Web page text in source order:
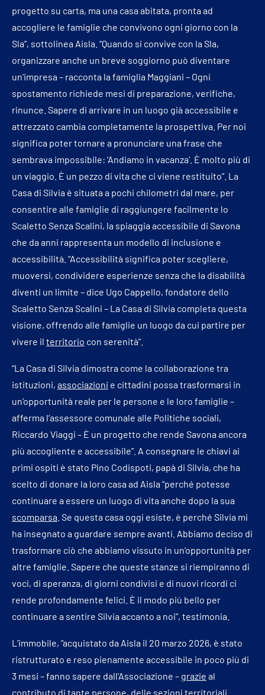
progetto su carta, ma una casa abitata, pronta ad
accogliere le famiglie che convivono ogni giorno con la
Sla”, sottolinea Aisla. “Quando si convive con la Sla,
organizzare anche un breve soggiorno può diventare
un’impresa – racconta la famiglia Maggiani – Ogni
spostamento richiede mesi di preparazione, verifiche,
rinunce. Sapere di arrivare in un luogo già accessibile e
attrezzato cambia completamente la prospettiva. Per noi
significa poter tornare a pronunciare una frase che
sembrava impossibile: ‘Andiamo in vacanza’. È molto più di
un viaggio. È un pezzo di vita che ci viene restituito”. La
Casa di Silvia è situata a pochi chilometri dal mare, per
consentire alle famiglie di raggiungere facilmente lo
Scaletto Senza Scalini, la spiaggia accessibile di Savona
che da anni rappresenta un modello di inclusione e
accessibilità. “Accessibilità significa poter scegliere,
muoversi, condividere esperienze senza che la disabilità
diventi un limite – dice Ugo Cappello, fondatore dello
Scaletto Senza Scalini – La Casa di Silvia completa questa
visione, offrendo alle famiglie un luogo da cui partire per
vivere il territorio con serenità”.
“La Casa di Silvia dimostra come la collaborazione tra
istituzioni, associazioni e cittadini possa trasformarsi in
un’opportunità reale per le persone e le loro famiglie –
afferma l’assessore comunale alle Politiche sociali,
Riccardo Viaggi – È un progetto che rende Savona ancora
più accogliente e accessibile”. A consegnare le chiavi ai
primi ospiti è stato Pino Codispoti, papà di Silvia, che ha
scelto di donare la loro casa ad Aisla “perché potesse
continuare a essere un luogo di vita anche dopo la sua
scomparsa . Se questa casa oggi esiste, è perché Silvia mi
ha insegnato a guardare sempre avanti. Abbiamo deciso di
trasformare ciò che abbiamo vissuto in un’opportunità per
altre famiglie. Sapere che queste stanze si riempiranno di
voci, di speranza, di giorni condivisi e di nuovi ricordi ci
rende profondamente felici. È il modo più bello per
continuare a sentire Silvia accanto a noi”, testimonia.
L’immobile, “acquistato da Aisla il 20 marzo 2026, è stato
ristrutturato e reso pienamente accessibile in poco più di
3 mesi – fanno sapere dall’Associazione – grazie al
contributo di tante persone, delle sezioni territoriali